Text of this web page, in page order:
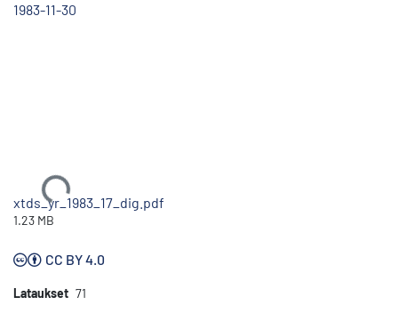
1983-11-30
Ladataan...
xtds_yr_1983_17_dig.pdf
1.23 MB
CC BY 4.0
Lataukset 71